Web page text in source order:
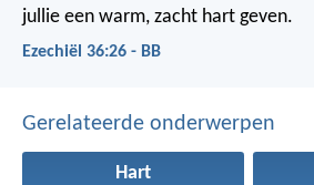
jullie een warm, zacht hart geven.
Ezechiël 36:26 - BB
Gerelateerde onderwerpen
Hart